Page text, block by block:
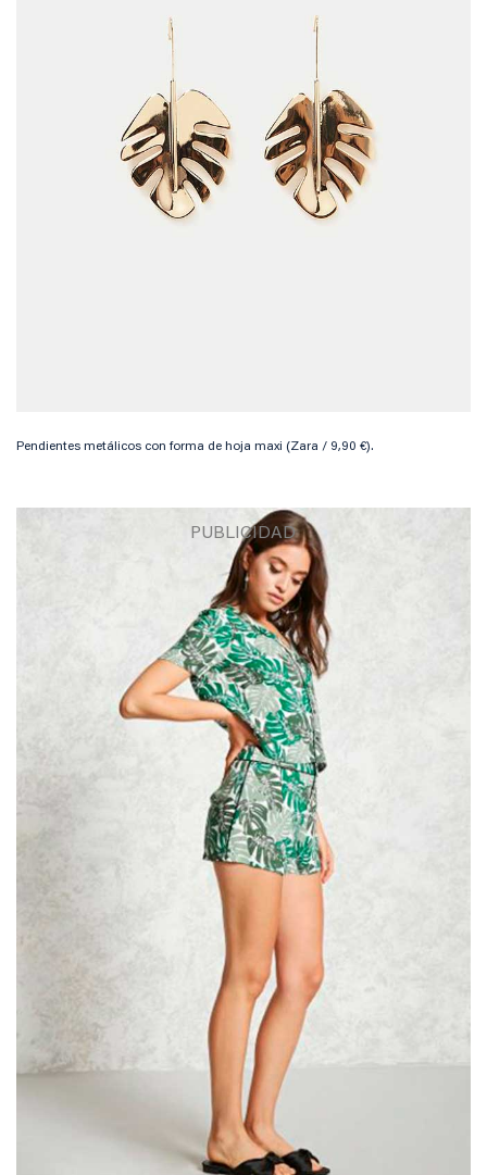
Pendientes metálicos con forma de hoja maxi (Zara / 9,90 €).